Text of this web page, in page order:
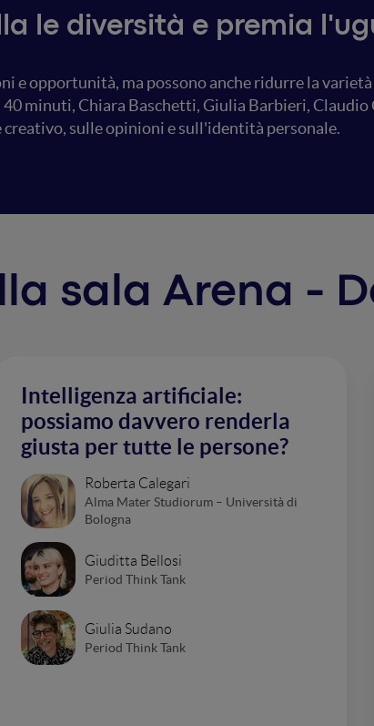
le diversità e premia
opportunità, ma possono anche ridurre la
minuti, Chiara Baschetti, Giulia Barbieri,
sulle opinioni e sull'identità personale.
sala Arena -
Intelligenza artificiale:
possiamo davvero renderla
giusta per tutte le persone?
Roberta Calegari
Alma Mater Studiorum – Università di
Bologna
Giuditta Bellosi
Period Think Tank
Giulia Sudano
Period Think Tank